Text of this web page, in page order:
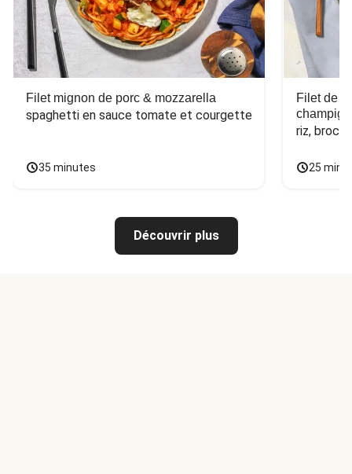
Filet mignon de porc & mozzarella
spaghetti en sauce tomate et courgette
35 minutes
Filet de
riz,
25
Découvrir plus